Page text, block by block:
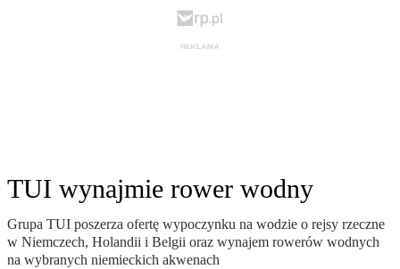
TUI wynajmie rower wodny
Grupa TUI poszerza ofertę wypoczynku na wodzie o rejsy rzeczne
w Niemczech, Holandii i Belgii oraz wynajem rowerów wodnych
na wybranych niemieckich akwenach